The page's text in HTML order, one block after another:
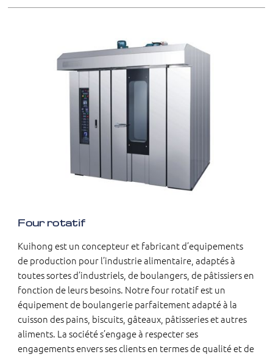
Four rotatif
Kuihong est un concepteur et fabricant d’equipements
de production pour l’industrie alimentaire, adaptés à
toutes sortes d’industriels, de boulangers, de pâtissiers en
fonction de leurs besoins. Notre four rotatif est un
équipement de boulangerie parfaitement adapté à la
cuisson des pains, biscuits, gâteaux, pâtisseries et autres
aliments. La société s’engage à respecter ses
engagements envers ses clients en termes de qualité et de